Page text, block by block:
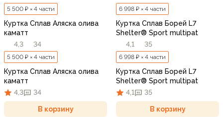
5 500 ₽ × 4 части
Куртка Сплав Аляска олива
каматт
4,3
34
5 500 ₽ × 4 части
Куртка Сплав Аляска олива
каматт
4,3
34
В корзину
6 998 ₽ × 4 части
Куртка Сплав Борей L7
Shelter® Sport multipat
4,1
35
6 998 ₽ × 4 части
Куртка Сплав Борей L7
Shelter® Sport multipat
4,1
35
В корзину